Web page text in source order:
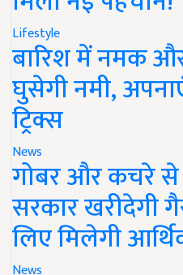
Lifestyle
बारिश में नमक
घुसेगी नमी,
ट्रिक्स
News
गोबर और कचरे से
सरकार खरीदेगी
लिए मिलेगी
News